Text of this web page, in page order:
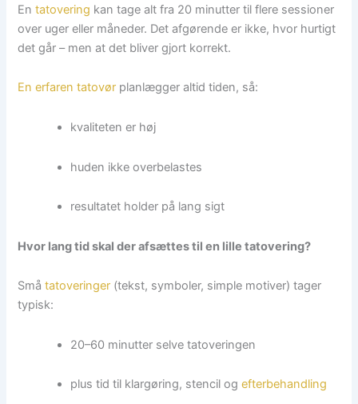
En tatovering kan tage alt fra 20 minutter til flere sessioner
over uger eller måneder. Det afgørende er ikke, hvor hurtigt
det går – men at det bliver gjort korrekt.
En erfaren tatovør planlægger altid tiden, så:
kvaliteten er høj
huden ikke overbelastes
resultatet holder på lang sigt
Hvor lang tid skal der afsættes til en lille tatovering?
Små tatoveringer (tekst, symboler, simple motiver) tager
typisk:
20–60 minutter selve tatoveringen
plus tid til klargøring, stencil ogefterbehandling